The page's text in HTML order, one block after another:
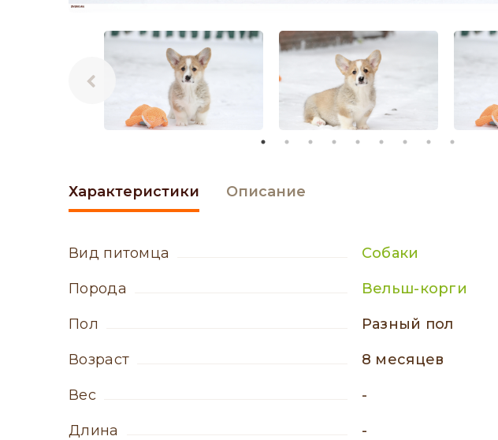
Характеристики
вид питомца Собаки
порода Вельш-корги
пол разный пол
возраст 8 месяцев
вес -
длина -
Описание